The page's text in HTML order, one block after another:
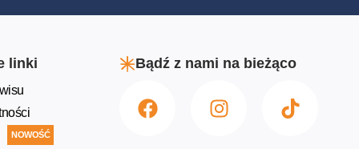
linki
NOWOŚĆ
Bądź z nami na bieżąco